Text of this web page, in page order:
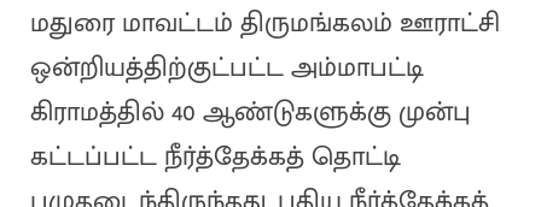
மதுரை மாவட்டம் திருமங்கலம் ஊராட்சி
ஒன்றியத்திற்குட்பட்ட அம்மாபட்டி
கிராமத்தில் 40 ஆண்டுகளுக்கு முன்பு
கட்டப்பட்ட நீர்த்தேக்கத் தொட்டி